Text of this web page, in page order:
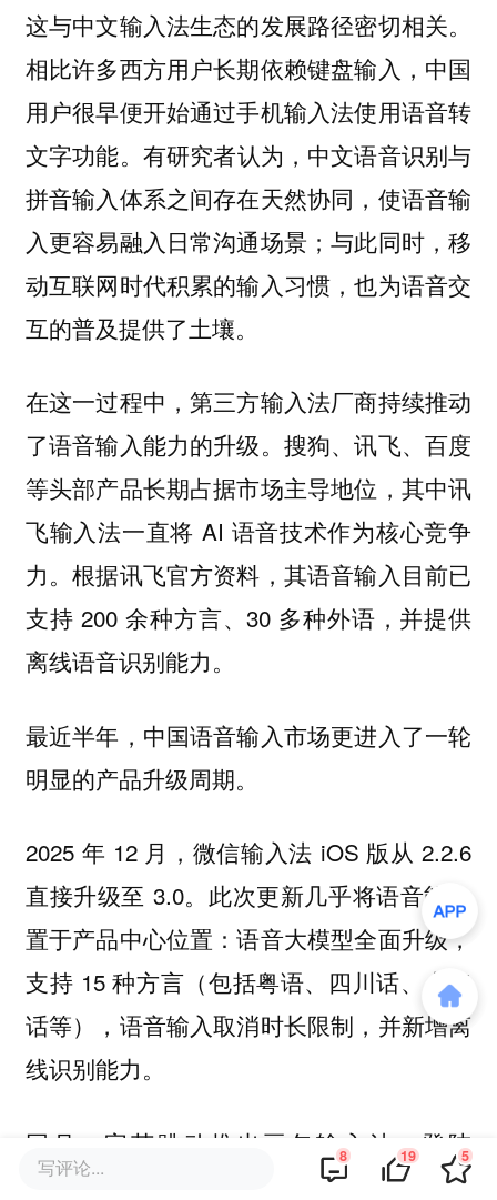
这与中文输入法生态的发展路径密切相关。
相比许多西方用户长期依赖键盘输入， 中国
用户很早便开始通过手机输入法使用语音转
文字功能。有研究者认为，中文语音识别与
拼音输入体系之间存在天然协同，使语音输
入更容易融入日常沟通场景；与此同时，移
动互联网时代积累的输入习惯，也为语音交
互的普及提供了土壤。
在这一过程中，第三方输入法厂商持续推动
了语音输入能力的升级。搜狗、讯飞、百度
等头部产品长期占据市场主导地位，其中讯
飞输入法一直将 AI 语音技术作为核心竞争
力。根据讯飞官方资料，其语音输入目前已
支持 200 余种方言、30 多种外语，并提供
离线语音识别能力。
最近半年，中国语音输入市场更进入了一轮
明显的产品升级周期。
2025 年 12 月，微信输入法 iOS 版从 2.2.6
直接升级至 3.0。此次更新几乎将语音能力
置于产品中心位置：语音大模型全面升级，
支持 15 种方言（包括粤语、四川话、上海
话等），语音输入取消时长限制，并新增离
线识别能力。
同月，字节跳动推出豆包输入法，登陆
Android 和 iOS 平台，将豆包大模型直接嵌
写评论... 8 19 5